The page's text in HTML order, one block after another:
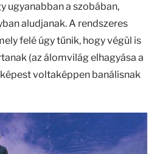
ugyanabban a szobában,
aludjanak. A rendszeres
felé úgy tűnik, hogy végül is
(az álomvilág elhagyása a
voltaképpen banálisnak